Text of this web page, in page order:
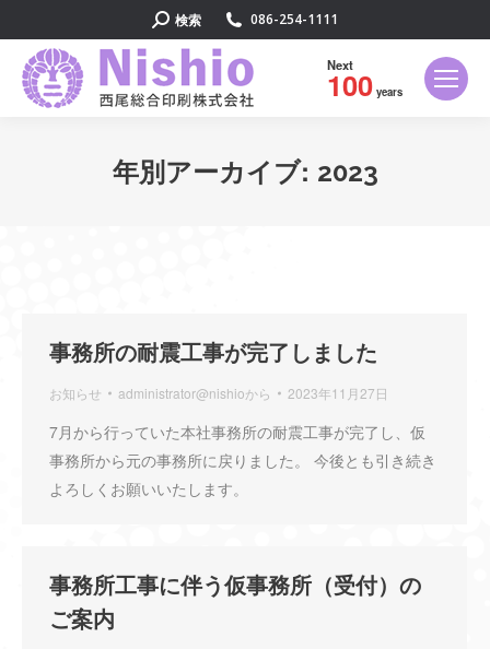
検
索:
検索 086-254-1111
Next
100 years
年別アーカイブ: 2023
事務所の耐震工事が完了しました
お知らせ administrator@nishioから 2023年11月27日
7月から行っていた本社事務所の耐震工事が完了し、仮
事務所から元の事務所に戻りました。 今後とも引き続き
よろしくお願いいたします。
事務所工事に伴う仮事務所（受付）の
ご案内